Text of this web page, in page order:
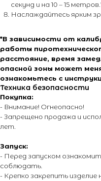
секунд и на 10 – 15
Наслаждайтесь ярким
*В зависимости от
работы
расстояние, время
опасной зоны может
ознакомьтесь с
Техника безопасности
Покупка:
- Внимание! Огнеопасно!
- Запрещено продажа и
лет.
Запуск:
- Перед запуском
соблюдать.
- Крепко закрепить
О магазине
О компании
Контакты
Поставщики
Новости
Каталог
Каталог